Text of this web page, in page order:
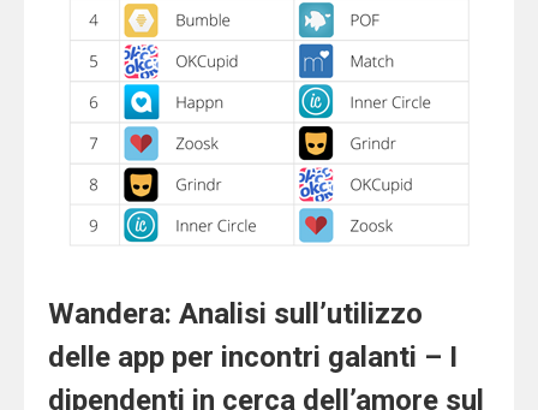
Wandera: Analisi sull’utilizzo
delle app per incontri galanti – I
dipendenti in cerca dell’amore sul